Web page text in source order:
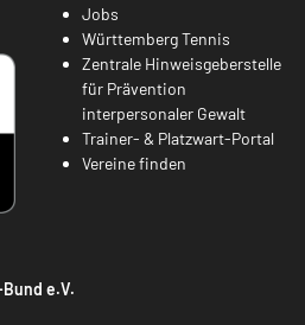
Jobs
Württemberg Tennis
Zentrale Hinweisgeberstelle
für Prävention
interpersonaler Gewalt
Trainer- & Platzwart-Portal
Vereine finden
e.V.